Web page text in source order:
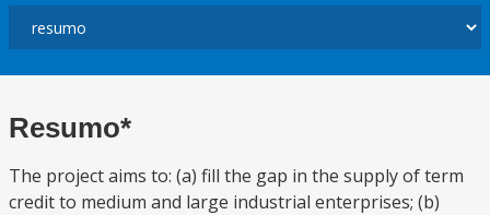
Resumo*
The project aims to: (a) fill the gap in the supply of term
credit to medium and large industrial enterprises; (b)